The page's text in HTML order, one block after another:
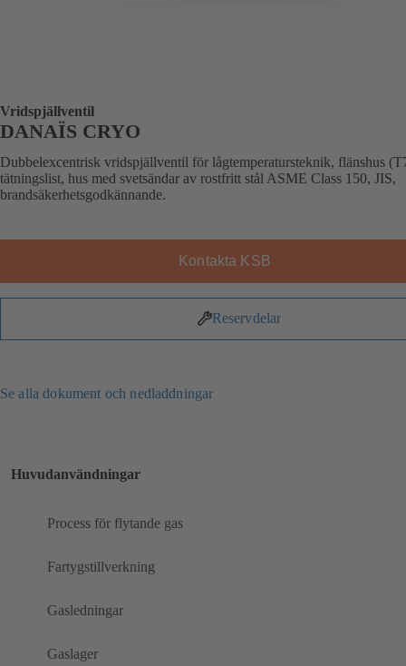
Vridspjällventil
DANAÏS CRYO
Dubbelexcentrisk vridspjällventil för lågtemperatursteknik, flänshus
tätningslist, hus med svetsändar av rostfritt stål ASME Class 150, JIS,
brandsäkerhetsgodkännande.
Kontakta KSB
Reservdelar
Se alla dokument och nedladdningar
Huvudanvändningar
Process för flytande gas
Fartygstillverkning
Gasledningar
Gaslager